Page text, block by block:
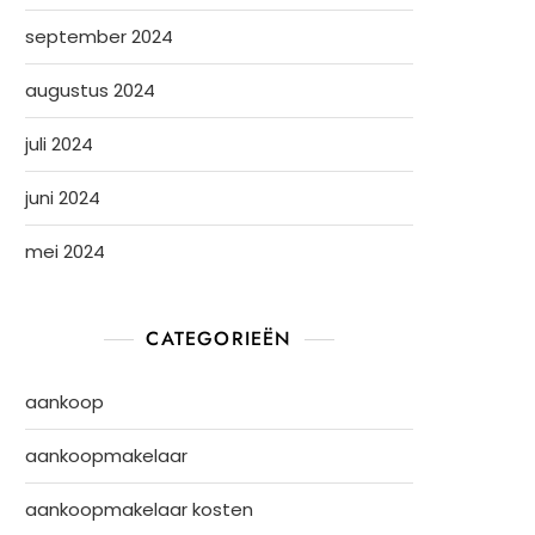
september 2024
augustus 2024
juli 2024
juni 2024
mei 2024
CATEGORIEËN
aankoop
aankoopmakelaar
aankoopmakelaar kosten